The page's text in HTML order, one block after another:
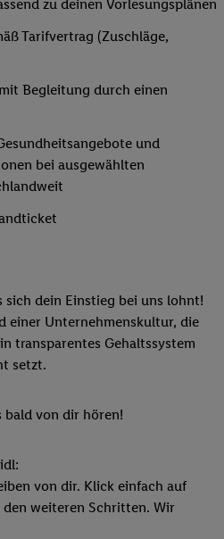
zu deinen Vorlesungsplänen
Tarifvertrag (Zuschläge,
Begleitung durch einen
und
bei ausgewählten
sich dein Einstieg bei uns lohnt!
einer Unternehmenskultur, die
transparentes Gehaltssystem
setzt.
bald von dir hören!
von dir. Klick einfach auf
den weiteren Schritten. Wir